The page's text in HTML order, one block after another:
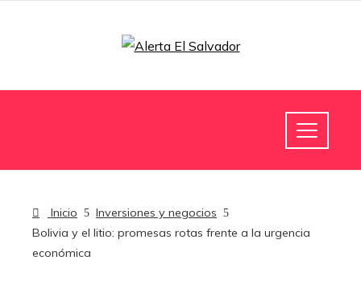
Inicio
Inversiones y negocios
Bolivia y el litio: promesas rotas frente a la urgencia
económica